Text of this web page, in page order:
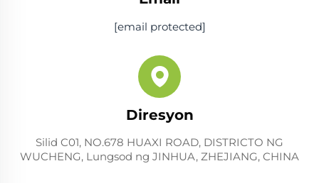
[email protected]
Diresyon
Silid C01, NO.678 HUAXI ROAD, DISTRICTO NG
WUCHENG, Lungsod ng JINHUA, ZHEJIANG, CHINA